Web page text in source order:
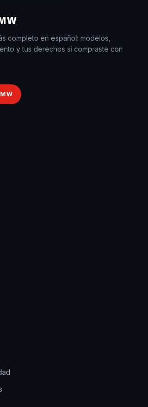
completo en español: modelos,
y tus derechos si compraste con